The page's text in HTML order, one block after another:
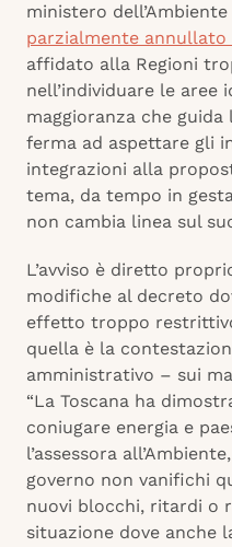
ministero
parzialmente annullato
affidato alla Regioni
nell’individuare le aree
maggioranza che guida
ferma ad aspettare gli
integrazioni alla
tema, da tempo in
non cambia linea sul
L’avviso è diretto
modifiche al decreto
effetto troppo
quella è la
amministrativo – sui
“La Toscana ha
coniugare energia e
l’assessora
governo non vanifichi
nuovi blocchi, ritardi o
situazione dove anche